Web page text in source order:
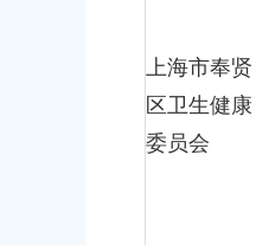
上海市奉贤
区卫生健康
委员会